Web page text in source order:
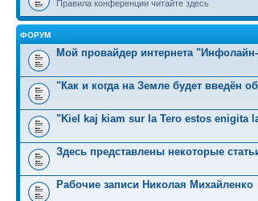
Правила конференции читайте здесь
ФОРУМ
Мой провайдер интернета
"Как и когда на Земле будет введён
"Kiel kaj kiam sur la Tero estos enigita
Здесь представлены некоторые
Рабочие записи Николая Михайленко